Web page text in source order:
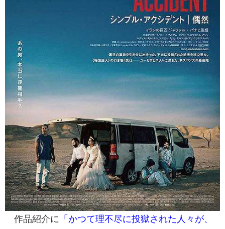
作品紹介に 「かつて理不尽に投獄された人々が、